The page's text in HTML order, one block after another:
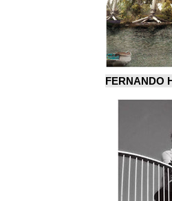
FERNANDO